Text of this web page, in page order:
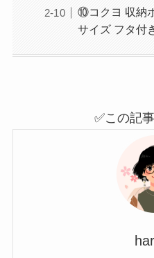
⑩コクヨ 収納
サイズ フタ付
✅この記